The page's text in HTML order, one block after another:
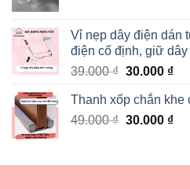
Vỉ nẹp dây điện dán
điện cố định, giữ dây
39.000₫ 30.000 ₫
Thanh xốp chắn khe
49.000₫ 30.000 ₫